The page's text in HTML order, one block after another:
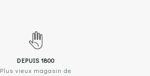
DEPUIS 1800
Plus vieux magasin de